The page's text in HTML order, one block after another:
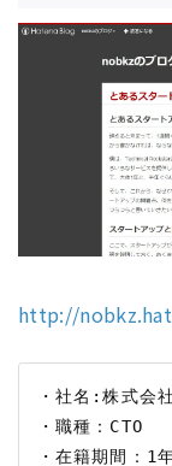
http://
・社名:株式
・職種：CTO